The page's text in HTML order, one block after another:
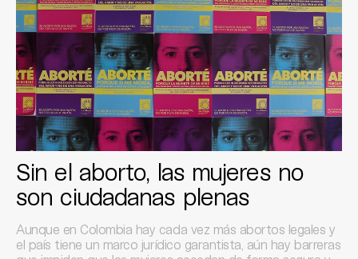
Sin el aborto, las mujeres no
son ciudadanas plenas
Aunque en Colombia hay cada vez más abortos legales y
el país tiene un marco jurídico garantista, aún hay barreras